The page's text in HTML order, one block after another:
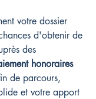
votre dossier
d'obtenir de
des
honoraires
de parcours,
et votre apport